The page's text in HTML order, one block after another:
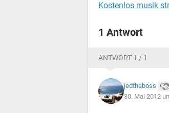
Kostenlos musik
1 Antwort
ANTWORT 1 / 1
jedtheboss
30. Mai 2012